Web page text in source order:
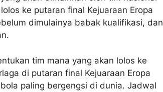
ke putaran final Kejuaraan Eropa
dimulainya babak kualifikasi, dan
tim mana yang akan lolos ke
di putaran final Kejuaraan Eropa
paling bergengsi di dunia. Jadwal